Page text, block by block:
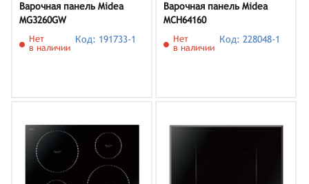
Варочная панель Midea
MG3260GW
Нет
в наличии
Код: 191733-1
Варочная панель Midea
MCH64160
Нет
в наличии
Код: 228048-1